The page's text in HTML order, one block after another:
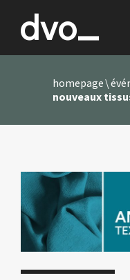
homepage
nouveaux